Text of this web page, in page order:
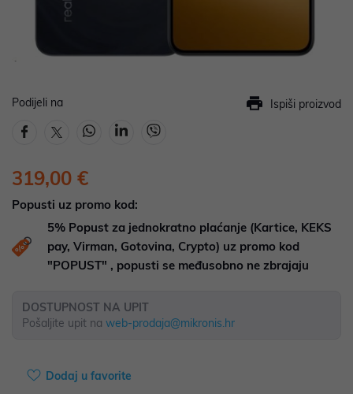
Podijeli na Ispiši proizvod
319,00 €
Popusti uz promo kod:
5% Popust za jednokratno plaćanje (Kartice, KEKS
pay, Virman, Gotovina, Crypto) uz promo kod
"POPUST" , popusti se međusobno ne zbrajaju
DOSTUPNOST NA UPIT
Pošaljite upit na web-prodaja@mikronis.hr
Dodaj u favorite